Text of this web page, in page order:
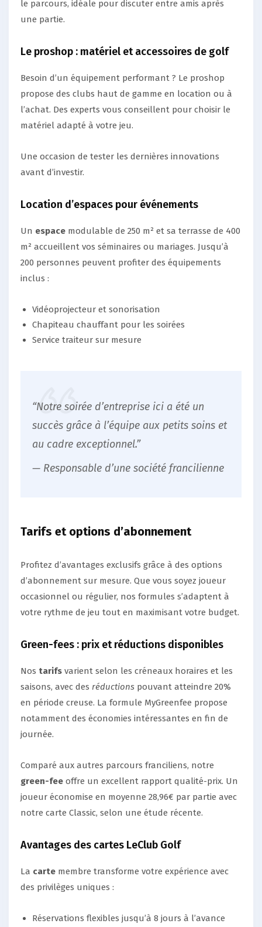
le parcours, idéale pour discuter entre amis après
une partie.
Le proshop : matériel et accessoires de golf
Besoin d’un équipement performant ? Le proshop
propose des clubs haut de gamme en location ou à
l’achat. Des experts vous conseillent pour choisir le
matériel adapté à votre jeu.
Une occasion de tester les dernières innovations
avant d’investir.
Location d’espaces pour événements
Un espace modulable de 250 m² et sa terrasse de 400
m² accueillent vos séminaires ou mariages. Jusqu’à
200 personnes peuvent profiter des équipements
inclus :
Vidéoprojecteur et sonorisation
Chapiteau chauffant pour les soirées
Service traiteur sur mesure
“Notre soirée d’entreprise ici a été un
succès grâce à l’équipe aux petits soins et
au cadre exceptionnel.”
— Responsable d’une société francilienne
Tarifs et options d’abonnement
Profitez d’avantages exclusifs grâce à des options
d’abonnement sur mesure. Que vous soyez joueur
occasionnel ou régulier, nos formules s’adaptent à
votre rythme de jeu tout en maximisant votre budget.
Green-fees : prix et réductions disponibles
Nos tarifs varient selon les créneaux horaires et les
saisons, avec des réductions pouvant atteindre 20%
en période creuse. La formule MyGreenfee propose
notamment des économies intéressantes en fin de
journée.
Comparé aux autres parcours franciliens, notre
green-fee offre un excellent rapport qualité-prix. Un
joueur économise en moyenne 28,96€ par partie avec
notre carte Classic, selon une étude récente.
Avantages des cartes LeClub Golf
La carte membre transforme votre expérience avec
des privilèges uniques :
Réservations flexibles jusqu’à 8 jours à l’avance